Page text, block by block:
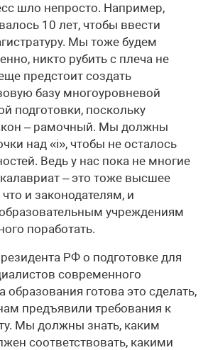
шло непросто. Например,
10 лет, чтобы ввести
Мы тоже будем
никто рубить с плеча не
предстоит создать
базу многоуровневой
подготовки, поскольку
– рамочный. Мы должны
над «i», чтобы не осталось
Ведь у нас пока не многие
– это тоже высшее
и законодателям, и
учреждениям
поработать.
РФ о подготовке для
современного
образования готова это сделать,
предъявили требования к
Мы должны знать, каким
соответствовать, какими